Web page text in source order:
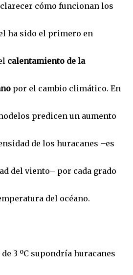
cómo funcionan los
ha sido el primero en
calentamiento de la
por el cambio climático. En
predicen un aumento
de los huracanes –es
del viento– por cada grado
del océano.
3 ºC supondría huracanes